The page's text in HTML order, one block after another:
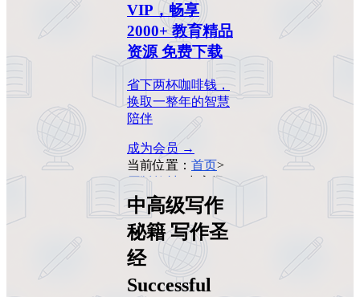
VIP，畅享
2000+ 教育精品
资源 免费下载
省下两杯咖啡钱，
换取一整年的智慧
陪伴
成为会员 →
当前位置： 首页>
原版教材
中高级
写作秘籍 写作圣经
Successful writing
中高级写作
秘籍 写作圣
经
Successful